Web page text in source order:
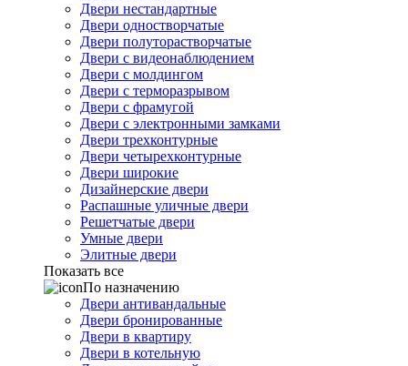
Двери нестандартные
Двери одностворчатые
Двери полуторастворчатые
Двери с видеонаблюдением
Двери с молдингом
Двери с терморазрывом
Двери с фрамугой
Двери с электронными замками
Двери трехконтурные
Двери четырехконтурные
Двери широкие
Дизайнерские двери
Распашные уличные двери
Решетчатые двери
Умные двери
Элитные двери
Показать все
По назначению
Двери антивандальные
Двери бронированные
Двери в квартиру
Двери в котельную